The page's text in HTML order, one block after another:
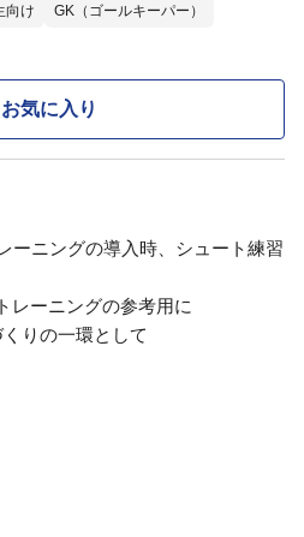
向け GK（ゴールキーパー）
お気に入り
ーニングの導入時、シュート練習
レーニングの参考用に
りの一環として